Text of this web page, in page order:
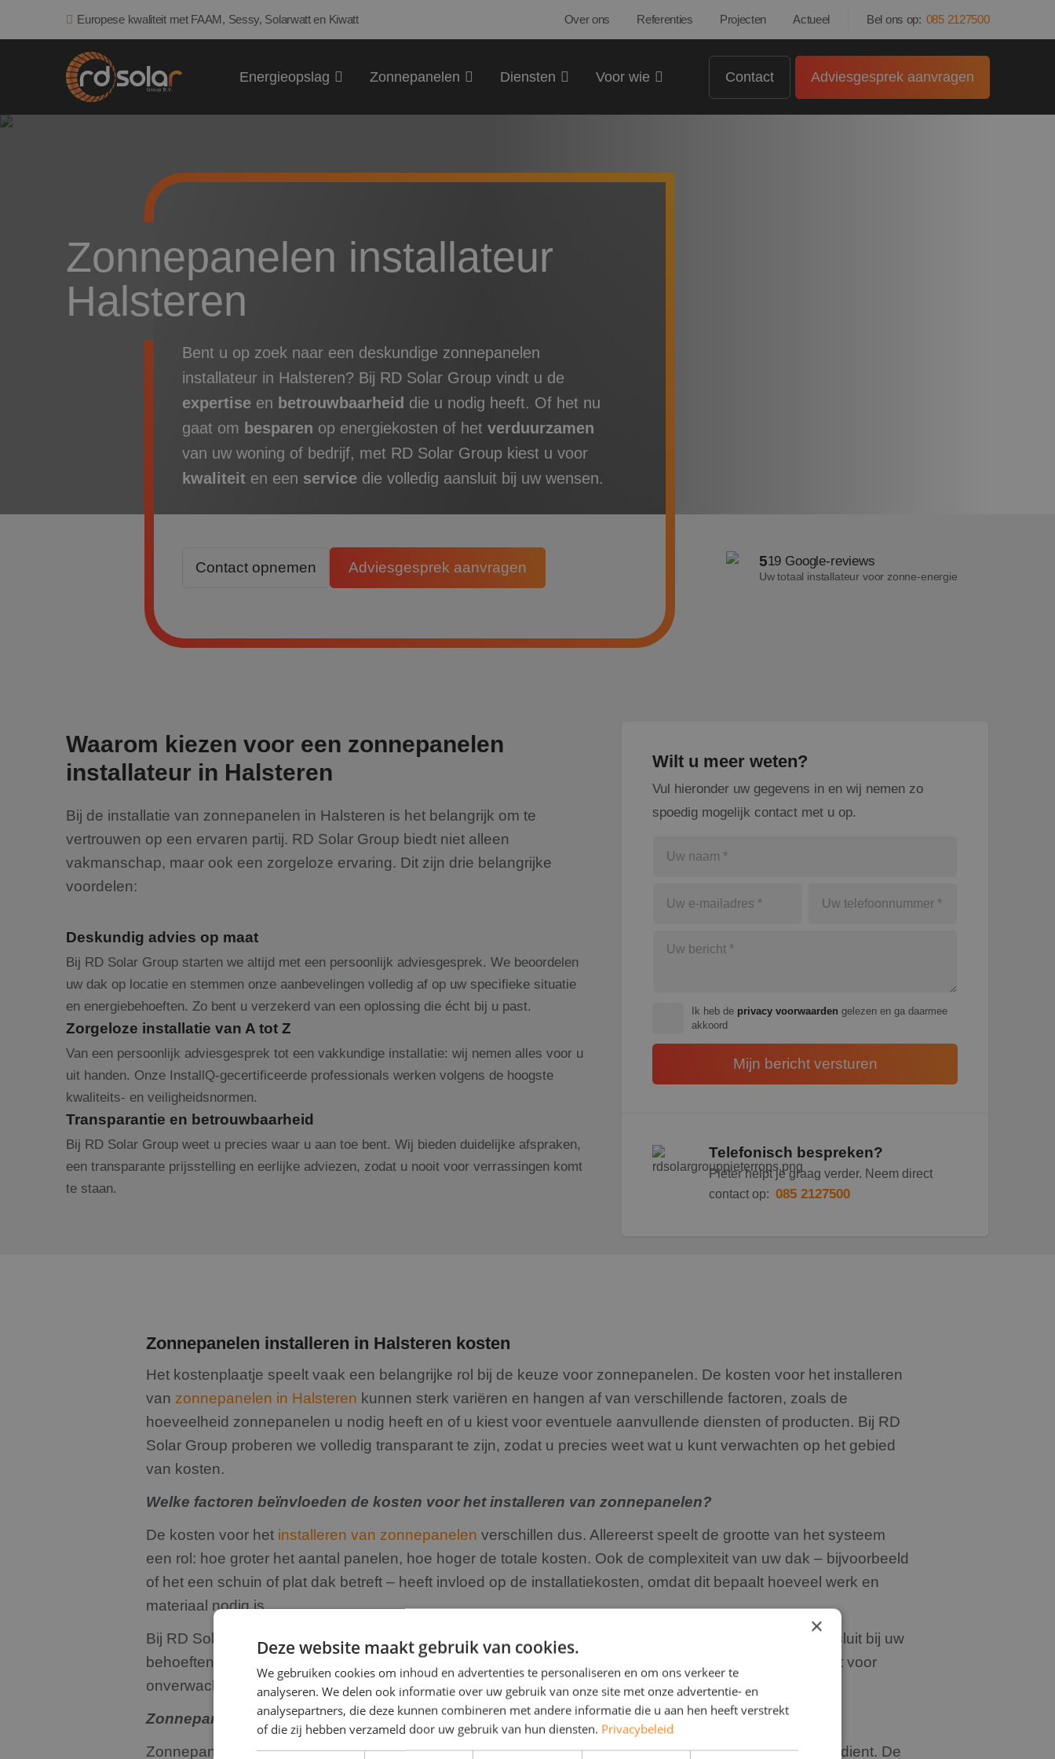
Europese kwaliteit met FAAM, Sessy, Solarwatt en Kiwatt Over ons Referenties Projecten Actueel Bel ons op: 085 2127500
Energieopslag Zonnepanelen Diensten Voor wie Contact Adviesgesprek aanvragen
Zonnepanelen installateur
Halsteren
Bent u op zoek naar een deskundige zonnepanelen
installateur in Halsteren? Bij RD Solar Group vindt u de
expertise en betrouwbaarheid die u nodig heeft. Of het nu
gaat om besparen op energiekosten of het verduurzamen
van uw woning of bedrijf, met RD Solar Group kiest u voor
kwaliteit en een service die volledig aansluit bij uw wensen.
Contact opnemen Adviesgesprek aanvragen 519 Google-reviews
Uw totaal installateur voor zonne-energie
Waarom kiezen voor een zonnepanelen
installateur in Halsteren
Bij de installatie van zonnepanelen in Halsteren is het belangrijk om te
vertrouwen op een ervaren partij. RD Solar Group biedt niet alleen
vakmanschap, maar ook een zorgeloze ervaring. Dit zijn drie belangrijke
voordelen:
Deskundig advies op maat
Bij RD Solar Group starten we altijd met een persoonlijk adviesgesprek. We beoordelen
uw dak op locatie en stemmen onze aanbevelingen volledig af op uw specifieke situatie
en energiebehoeften. Zo bent u verzekerd van een oplossing die écht bij u past.
Zorgeloze installatie van A tot Z
Van een persoonlijk adviesgesprek tot een vakkundige installatie: wij nemen alles voor u
uit handen. Onze InstallQ-gecertificeerde professionals werken volgens de hoogste
kwaliteits- en veiligheidsnormen.
Transparantie en betrouwbaarheid
Bij RD Solar Group weet u precies waar u aan toe bent. Wij bieden duidelijke afspraken,
een transparante prijsstelling en eerlijke adviezen, zodat u nooit voor verrassingen komt
te staan.
Wilt u meer weten?
Vul hieronder uw gegevens in en wij nemen zo
spoedig mogelijk contact met u op.
Ik heb de privacy voorwaarden gelezen en ga daarmee
akkoord
Telefonisch bespreken?
Pieter helpt je graag verder. Neem direct
contact op: 085 2127500
Zonnepanelen installeren in Halsteren kosten
Het kostenplaatje speelt vaak een belangrijke rol bij de keuze voor zonnepanelen. De kosten voor het installeren
van zonnepanelen in Halsteren kunnen sterk variëren en hangen af van verschillende factoren, zoals de
hoeveelheid zonnepanelen u nodig heeft en of u kiest voor eventuele aanvullende diensten of producten. Bij RD
Solar Group proberen we volledig transparant te zijn, zodat u precies weet wat u kunt verwachten op het gebied
van kosten.
Welke factoren beïnvloeden de kosten voor het installeren van zonnepanelen?
De kosten voor het installeren van zonnepanelen verschillen dus. Allereerst speelt de grootte van het systeem
een rol: hoe groter het aantal panelen, hoe hoger de totale kosten. Ook de complexiteit van uw dak – bijvoorbeeld
of het een schuin of plat dak betreft – heeft invloed op de installatiekosten, omdat dit bepaalt hoeveel werk en
materiaal nodig is.
Bij RD Solar Group kijken we altijd naar uw specifieke situatie om de beste oplossing te bieden die aansluit bij uw
behoeften én uw budget. Bij RD Solar Group zijn we transparant over de kosten en zorgen we dat u niet voor
onverwachte kosten komt te staan.
Zonnepanelen kopen en installeren
Zonnepanelen kopen en installeren in Halsteren is een investering die zich op de lange termijn terugverdient. De
×
Deze website maakt gebruik van cookies.
We gebruiken cookies om inhoud en advertenties te personaliseren en om ons verkeer te
analyseren. We delen ook informatie over uw gebruik van onze site met onze advertentie- en
analysepartners, die deze kunnen combineren met andere informatie die u aan hen heeft verstrekt
of die zij hebben verzameld door uw gebruik van hun diensten. Privacybeleid